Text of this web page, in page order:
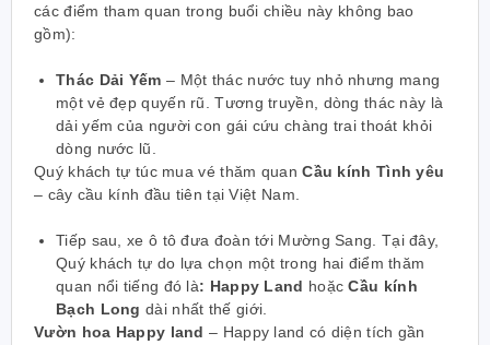
các điểm tham quan trong buổi chiều này không bao
gồm):
Thác Dải Yếm – Một thác nước tuy nhỏ nhưng mang
một vẻ đẹp quyến rũ. Tương truyền, dòng thác này là
dải yếm của người con gái cứu chàng trai thoát khỏi
dòng nước lũ.
Quý khách tự túc mua vé thăm quanCầu kính Tình yêu
– cây cầu kính đầu tiên tại Việt Nam.
Tiếp sau, xe ô tô đưa đoàn tới Mường Sang. Tại đây,
Quý khách tự do lựa chọn một trong hai điểm thăm
quan nổi tiếng đó là: Happy Land hoặcCầu kính
Bạch Long dài nhất thế giới.
Vườn hoa Happy land – Happy land có diện tích gần